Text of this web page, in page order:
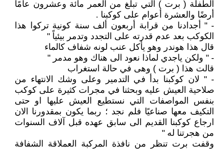
الطفلة ( برت ) التي تبلغ من العمر مائة وعشرون عامًا
أرضًا والعشرة أعوام على كوكبنا .
- " أجدادنا من قرابة أربعون ألف سنة كونية تركوا هذا
الكوكب بعد عدم قدرته على التجدد وتدمر بيئياً "
قال هذا هوندر وهو يأكل عنب لونه شفاف كالماء
- " ولكن ياجدي لماذا نعود الى هناك وهو مدمر "
قالت هذا ( برت ) وهى في حالة استغراب
- " لان كوكبنا بدأ في التدمير وعلى وشك الانتهاء من
صلاحية العيش عليه وبحثنا في مجرات كثيرة على كوكب
بنفس المواصفات التي نستطيع العيش عليها او حتى
التكيف معها صناعيًا فلم نجد ؛ ربما يكون بمقدورنا الان
ارجاع كوكبنا القديم الى سابق عهده قبل آلاف السنوات
من هجرتنا له "
وقفت برت تنظر من نافذة المركبة العملاقة الشفافة